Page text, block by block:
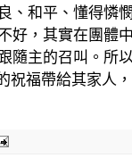
、和平、懂得憐
好，其實在團體
隨主的召叫。所
祝福帶給其家人